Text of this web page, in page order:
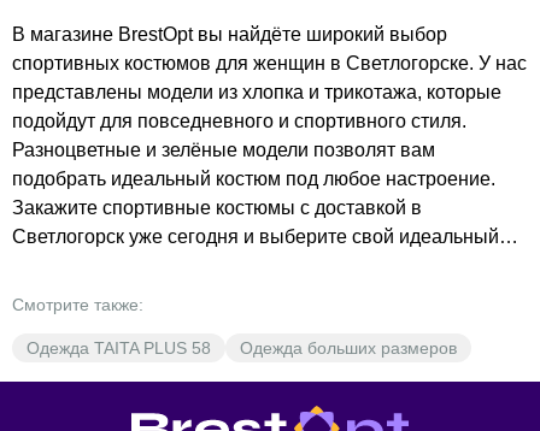
В магазине BrestOpt вы найдёте широкий выбор
спортивных костюмов для женщин в Светлогорске. У нас
представлены модели из хлопка и трикотажа, которые
подойдут для повседневного и спортивного стиля.
Разноцветные и зелёные модели позволят вам
подобрать идеальный костюм под любое настроение.
Закажите спортивные костюмы с доставкой в
Светлогорск уже сегодня и выберите свой идеальный
доступным ценам! Подберите свой идеальный
Смотрите также:
Одежда TAITA PLUS 58 Одежда больших размеров